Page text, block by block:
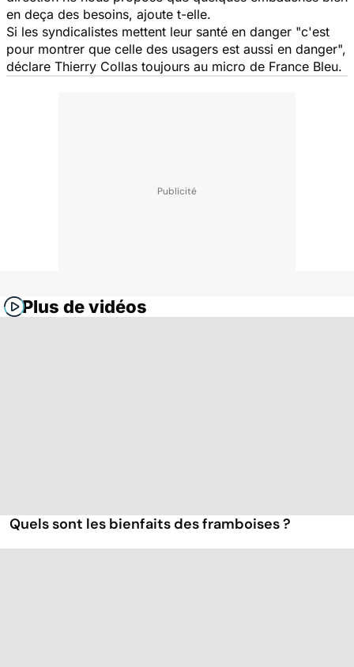
en deça des besoins, ajoute t-elle.
Si les syndicalistes mettent leur santé en danger "c'est
pour montrer que celle des usagers est aussi en danger",
déclare Thierry Collas toujours au micro de France Bleu.
Plus de vidéos
Quels sont les bienfaits des framboises ?